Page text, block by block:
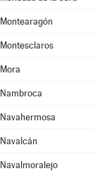
Montearagón
Montesclaros
Mora
Nambroca
Navahermosa
Navalcán
Navalmoralejo